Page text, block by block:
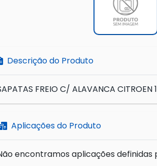
Descrição do Produto
FREIO C/ ALAVANCA CITROEN
Aplicações do Produto
encontramos aplicações definidas